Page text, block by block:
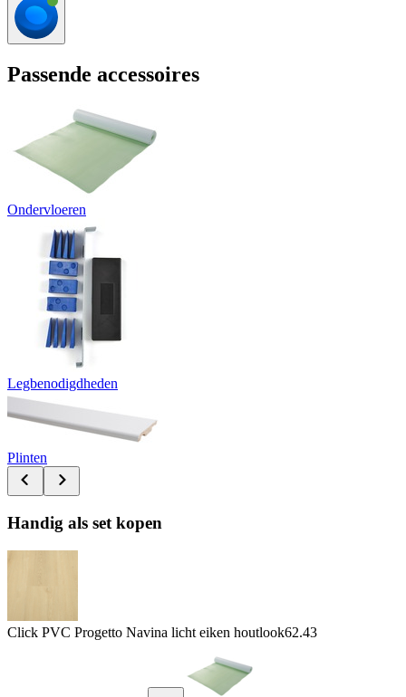
Passende accessoires
Ondervloeren
Legbenodigdheden
Plinten
Handig als set kopen
Click PVC Progetto Navina licht eiken houtlook62.43